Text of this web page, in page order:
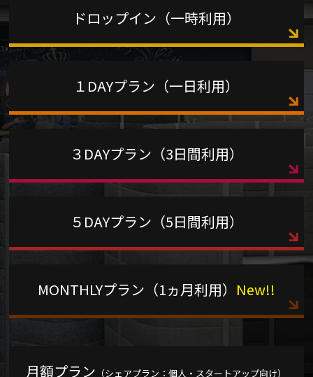
ドロップイン（一時利用）
１DAYプラン（一日利用）
３DAYプラン（3日間利用）
５DAYプラン（5日間利用）
MONTHLYプラン（1ヵ月利用） New!!
月額プラン （シェアプラン：個人・スタートアップ向け）